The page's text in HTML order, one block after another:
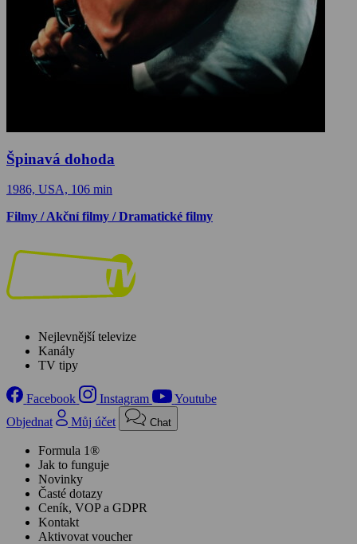
Špinavá dohoda
1986, USA, 106 min
Filmy / Akční filmy / Dramatické filmy
Nejlevnější televize
Kanály
TV tipy
Facebook Instagram
Youtube
Objednat
Můj účet Chat
Formula 1®
Jak to funguje
Novinky
Časté dotazy
Ceník, VOP a GDPR
Kontakt
Aktivovat voucher